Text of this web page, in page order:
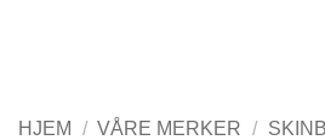
HJEM / VÅRE MERKER /